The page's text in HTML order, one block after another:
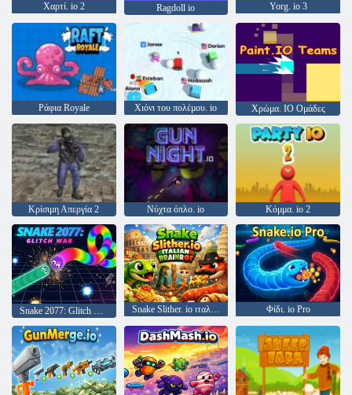
Χαρτί. io 2 Ragdoll io Yorg. io 3
Ράφια Royale Χιόνι του πολέμου. io Χρώμα. IO Ομάδες
Κρίσιμη Απεργία 2 Νύχτα όπλο. io Κόμμα. io 2
Snake Slither. io ιταλικό Brainrot Φίδι. io Pro